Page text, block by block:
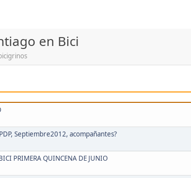
en Bici
Septiembre2012, acompañantes?
PRIMERA QUINCENA DE JUNIO